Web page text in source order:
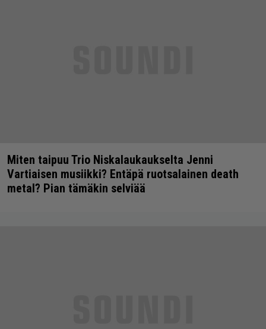
Miten taipuu Trio Niskalaukaukselta Jenni
Vartiaisen musiikki? Entäpä ruotsalainen death
metal? Pian tämäkin selviää